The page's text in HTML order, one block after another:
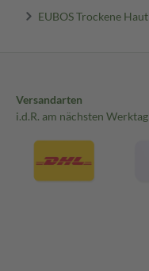
EUBOS Trockene Haut
Versandarten
i.d.R. am nächsten Werktag